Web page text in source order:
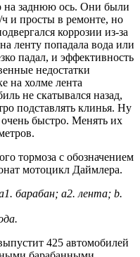
на заднюю ось. Они были
и просты в ремонте, но
коррозии из-за
ленту попадала вода или
падал, и эффективность
недостатки
на холме лента
не скатывался назад,
подставлять клинья. Ну
быстро. Менять их
барабан; а2. лента; b.
425 автомобилей